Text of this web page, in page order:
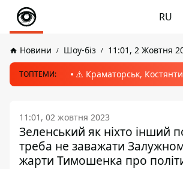
RU
Новини Шоу-біз 11:01, 2 Жовтня
ТОПТЕМИ: ⚠️ Краматорськ,
11:01, 02 жовтня 2023
Зеленський як ніхто інший
треба не заважати
жарти Тимошенка про